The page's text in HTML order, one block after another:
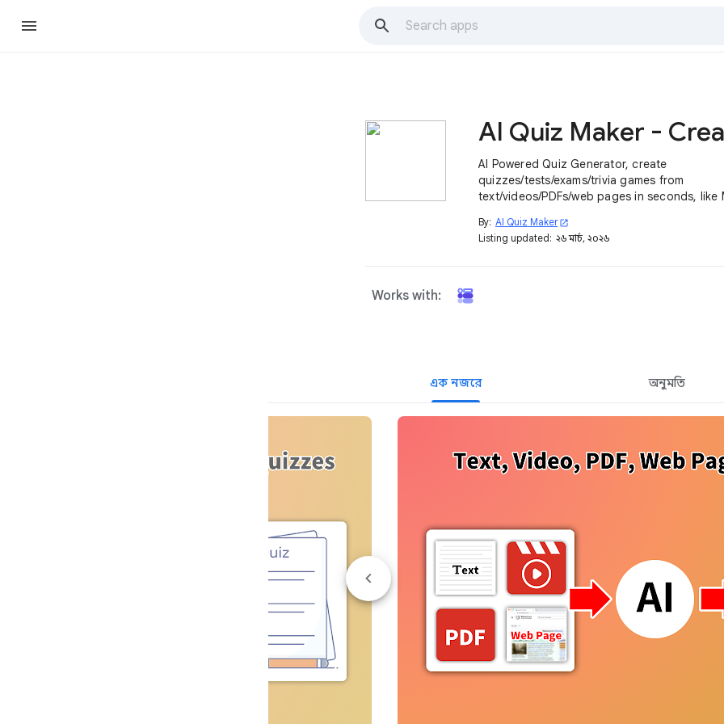
AI Powered Quiz Generator, create
quizzes/tests/exams/trivia games from
text/videos/PDFs/web pages in seconds, like
Forms.
By: AI Quiz Maker open_in_new
Listing updated: ২৬ মার্চ, ২০২৬
Works with:
এক নজরে অনুমতি